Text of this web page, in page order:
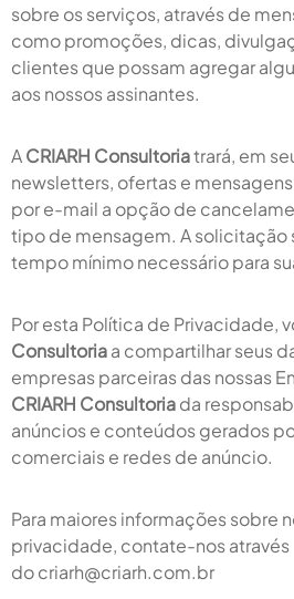
sobre os serviços, através de
como promoções, dicas,
clientes que possam agregar
aos nossos assinantes.
ACRIARH Consultoriatrará, em
newsletters, ofertas e
por e-mail a opção de
tipo de mensagem. A solicitação
tempo mínimo necessário para
Por esta Política de Privacidade,
Consultoriaa compartilhar seus
empresas parceiras das nossas
CRIARH Consultoriada
anúncios e conteúdos gerados
comerciais e redes de anúncio.
Para maiores informações sobre
privacidade, contate-nos através
docriarh@criarh.com.br